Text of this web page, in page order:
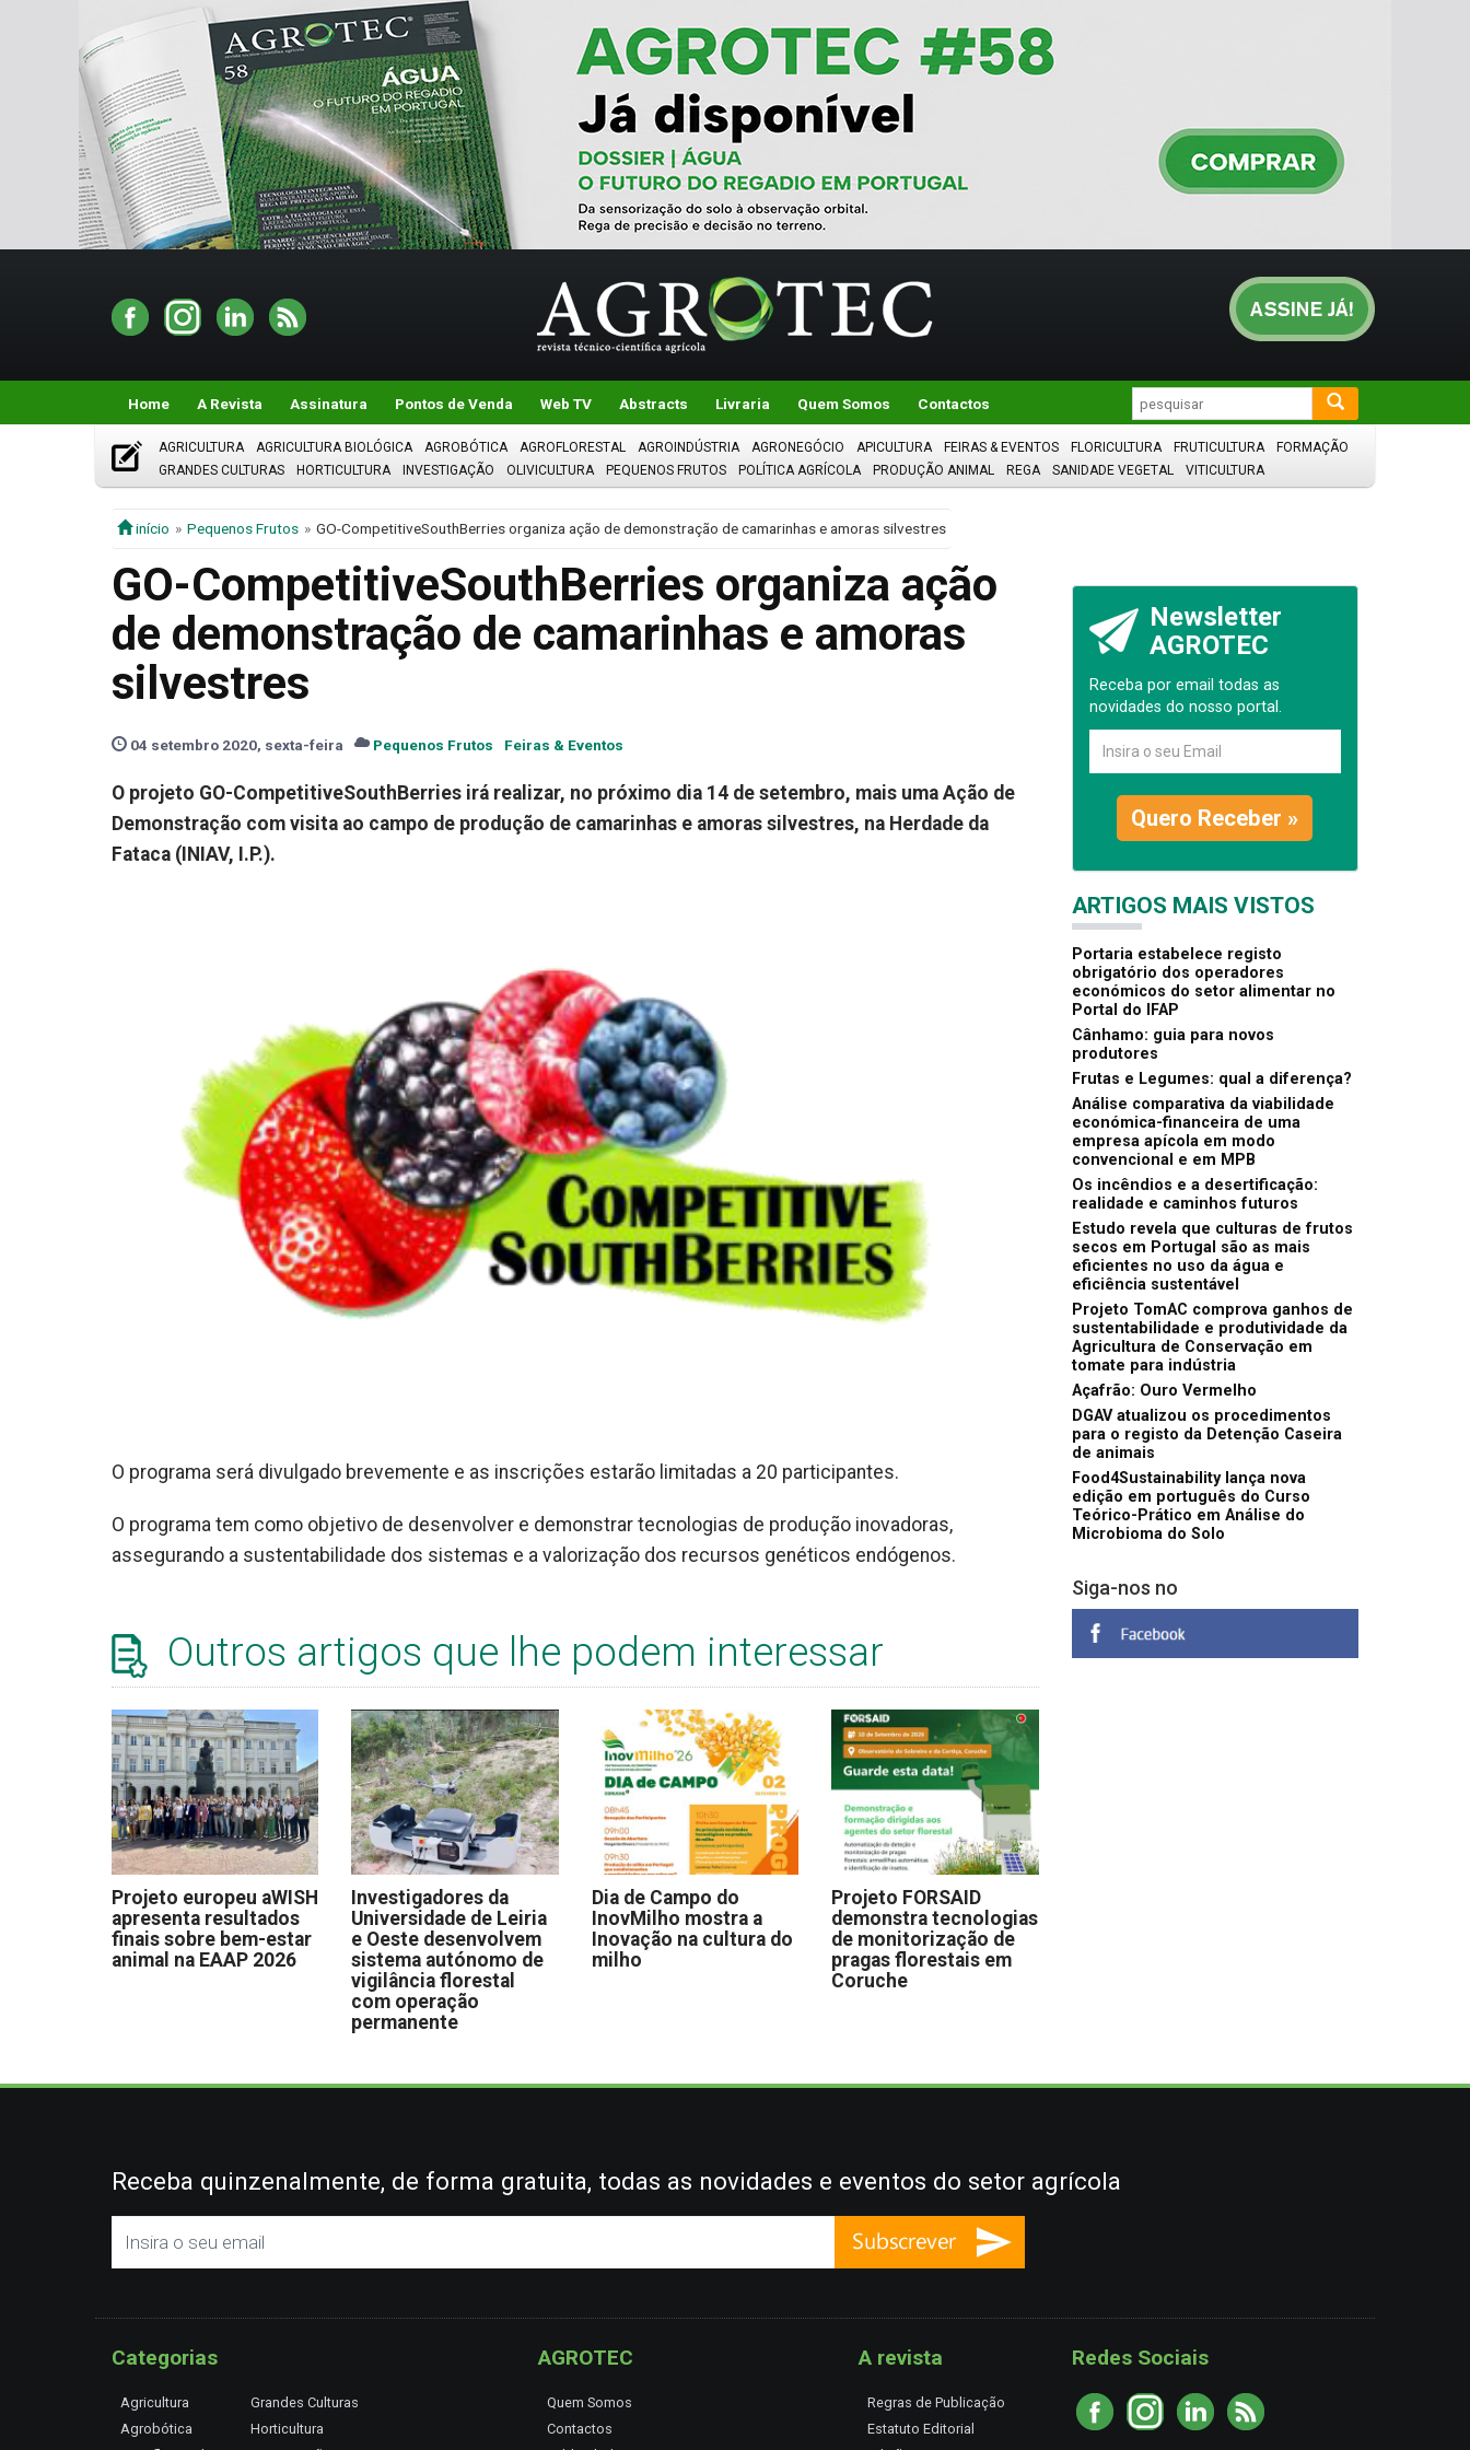
Home A Revista Assinatura Pontos de Venda Web TV Abstracts Livraria Quem Somos Contactos
AGRICULTURA AGRICULTURA BIOLÓGICA AGROBÓTICA AGROFLORESTAL AGROINDÚSTRIA AGRONEGÓCIO APICULTURA FEIRAS & EVENTOS FLORICULTURA FRUTICULTURA
FORMAÇÃO
GRANDES CULTURAS
HORTICULTURA INVESTIGAÇÃO OLIVICULTURA PEQUENOS FRUTOS POLÍTICA AGRÍCOLA PRODUÇÃO ANIMAL REGA SANIDADE VEGETAL VITICULTURA
início Pequenos Frutos GO-CompetitiveSouthBerries organiza ação de demonstração de camarinhas e amoras silvestres
GO-CompetitiveSouthBerries organiza ação
de demonstração de camarinhas e amoras
silvestres
04 setembro 2020, sexta-feira Pequenos Frutos Feiras & Eventos
O projeto GO-CompetitiveSouthBerries irá realizar, no próximo dia 14 de setembro, mais uma Ação de
Demonstração com visita ao campo de produção de camarinhas e amoras silvestres, na Herdade da
Fataca (INIAV, I.P.).
O programa será divulgado brevemente e as inscrições estarão limitadas a 20 participantes.
O programa tem como objetivo de desenvolver e demonstrar tecnologias de produção inovadoras,
assegurando a sustentabilidade dos sistemas e a valorização dos recursos genéticos endógenos.
Outros artigos que lhe podem interessar
Projeto europeu aWISH
apresenta resultados
finais sobre bem-estar
animal na EAAP 2026
Investigadores da
Universidade de Leiria
e Oeste desenvolvem
sistema autónomo de
vigilância florestal
com operação
permanente
Dia de Campo do
InovMilho mostra a
Inovação na cultura do
milho
Projeto FORSAID
demonstra tecnologias
de monitorização de
pragas florestais em
Coruche
Newsletter
AGROTEC
Receba por email todas as
novidades do nosso portal.
Quero Receber »
ARTIGOS MAIS VISTOS
Portaria estabelece registo
obrigatório dos operadores
económicos do setor alimentar no
Portal do IFAP
Cânhamo: guia para novos
produtores
Frutas e Legumes: qual a diferença?
Análise comparativa da viabilidade
económica-financeira de uma
empresa apícola em modo
convencional e em MPB
Os incêndios e a desertificação:
realidade e caminhos futuros
Estudo revela que culturas de frutos
secos em Portugal são as mais
eficientes no uso da água e
eficiência sustentável
Projeto TomAC comprova ganhos de
sustentabilidade e produtividade da
Agricultura de Conservação em
tomate para indústria
Açafrão: Ouro Vermelho
DGAV atualizou os procedimentos
para o registo da Detenção Caseira
de animais
Food4Sustainability lança nova
edição em português do Curso
Teórico-Prático em Análise do
Microbioma do Solo
Siga-nos no
Receba quinzenalmente, de forma gratuita, todas as novidades e eventos do setor agrícola
Categorias
Agricultura
Agrobótica
Grandes Culturas
Horticultura
AGROTEC
Quem Somos
Contactos
A revista
Regras de Publicação
Estatuto Editorial
Redes Sociais